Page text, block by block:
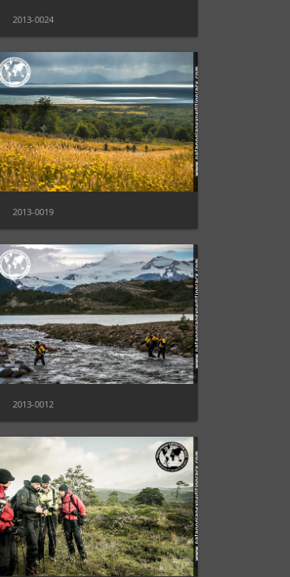
2013-0024
2013-0019
2013-0012